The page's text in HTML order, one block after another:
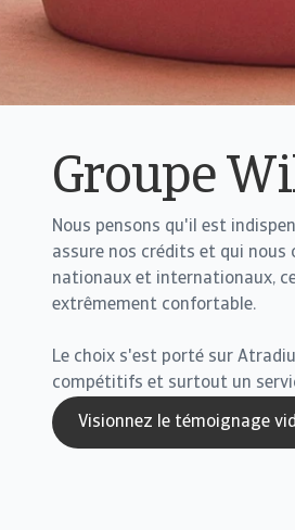
Groupe
Nous pensons qu'il est
assure nos crédits et qui
nationaux et internationaux,
extrêmement confortable.
Le choix s'est porté sur
compétitifs et surtout un
Visionnez le témoignage